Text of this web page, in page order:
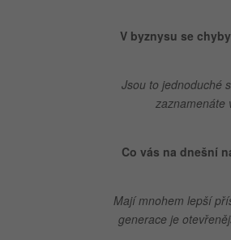
V byznysu se
Jsou to jednoduché
zaznamenáte
Co vás na dnešní
Mají mnohem lepší
generace je